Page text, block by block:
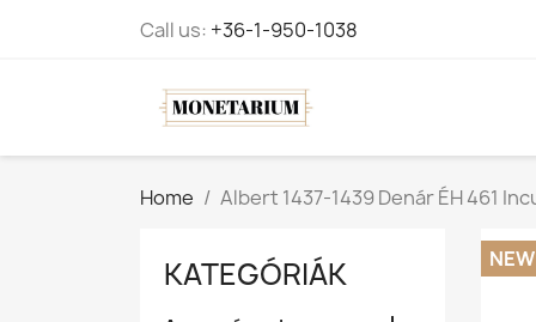
Call us: +36-1-950-1038
Home Albert 1437-1439 Denár ÉH 461
KATEGÓRIÁK NEW